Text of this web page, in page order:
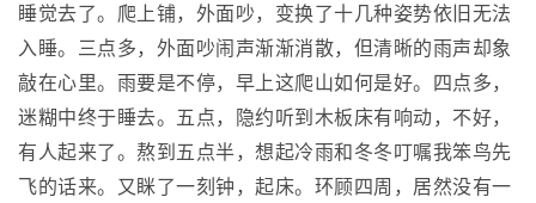
睡觉去了。爬上铺，外面吵，变换了十几种姿势依旧无法
入睡。三点多，外面吵闹声渐渐消散，但清晰的雨声却象
敲在心里。雨要是不停，早上这爬山如何是好。四点多，
迷糊中终于睡去。五点，隐约听到木板床有响动，不好，
有人起来了。熬到五点半，想起冷雨和冬冬叮嘱我笨鸟先
飞的话来。又眯了一刻钟，起床。环顾四周，居然没有一